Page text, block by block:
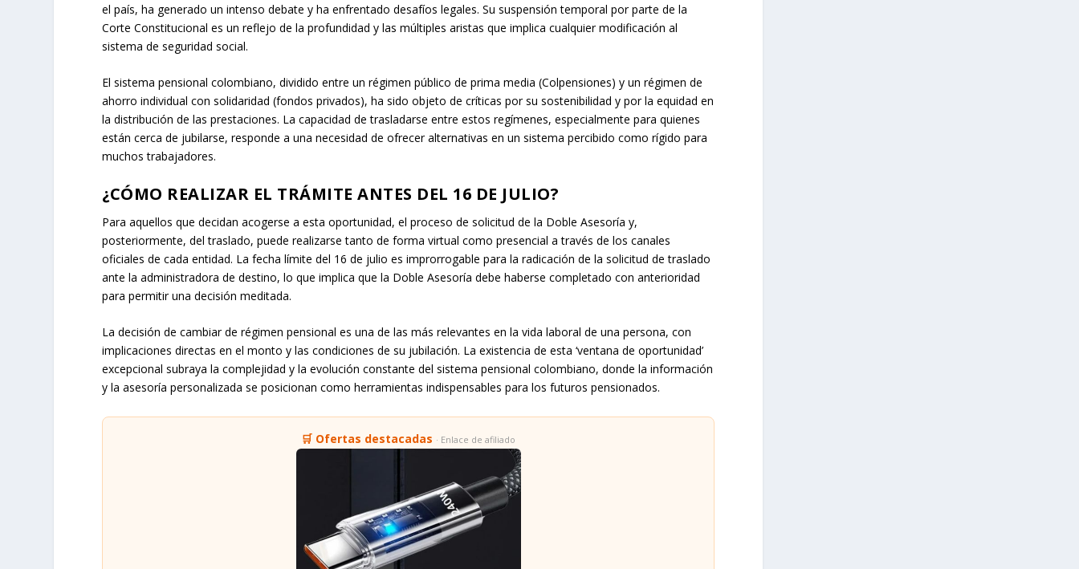
el país, ha generado un intenso debate y ha enfrentado desafíos legales. Su suspensión temporal por parte de la
Corte Constitucional es un reflejo de la profundidad y las múltiples aristas que implica cualquier modificación al
sistema de seguridad social.
El sistema pensional colombiano, dividido entre un régimen público de prima media (Colpensiones) y un régimen de
ahorro individual con solidaridad (fondos privados), ha sido objeto de críticas por su sostenibilidad y por la equidad en
la distribución de las prestaciones. La capacidad de trasladarse entre estos regímenes, especialmente para quienes
están cerca de jubilarse, responde a una necesidad de ofrecer alternativas en un sistema percibido como rígido para
muchos trabajadores.
¿CÓMO REALIZAR EL TRÁMITE ANTES DEL 16 DE JULIO?
Para aquellos que decidan acogerse a esta oportunidad, el proceso de solicitud de la Doble Asesoría y,
posteriormente, del traslado, puede realizarse tanto de forma virtual como presencial a través de los canales
oficiales de cada entidad. La fecha límite del 16 de julio es improrrogable para la radicación de la solicitud de traslado
ante la administradora de destino, lo que implica que la Doble Asesoría debe haberse completado con anterioridad
para permitir una decisión meditada.
La decisión de cambiar de régimen pensional es una de las más relevantes en la vida laboral de una persona, con
implicaciones directas en el monto y las condiciones de su jubilación. La existencia de esta ‘ventana de oportunidad’
excepcional subraya la complejidad y la evolución constante del sistema pensional colombiano, donde la información
y la asesoría personalizada se posicionan como herramientas indispensables para los futuros pensionados.
🛒 Ofertas destacadas · Enlace de afiliado